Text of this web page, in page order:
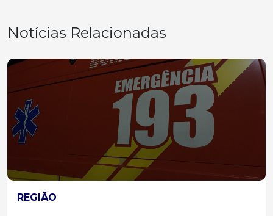
Notícias Relacionadas
CAMPOS NOVOS